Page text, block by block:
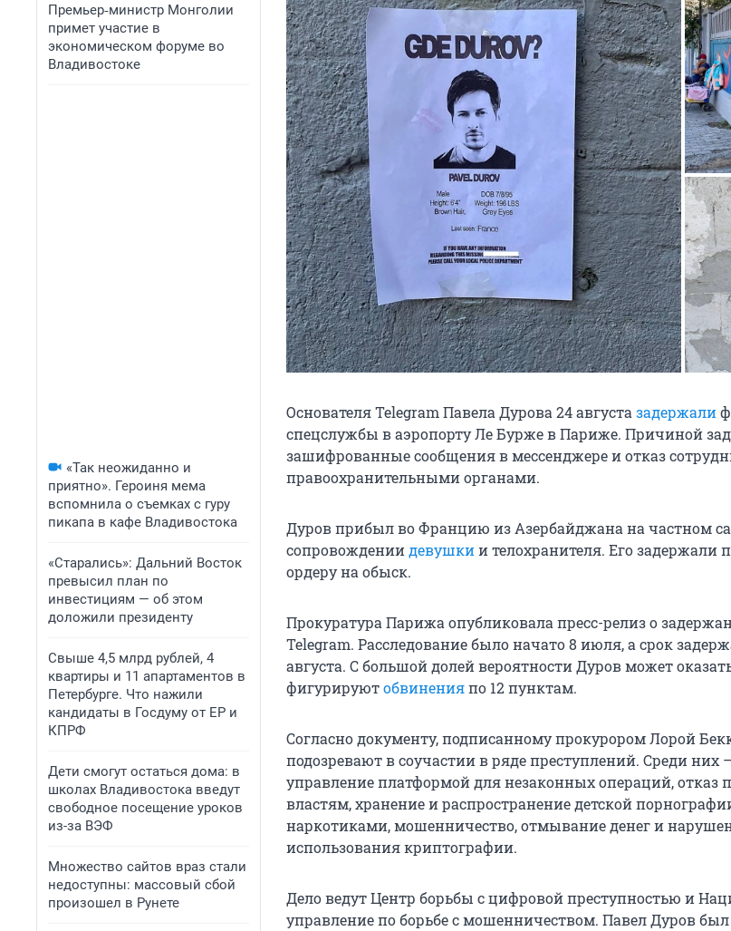
Премьер‑министр Монголии
примет участие в
экономическом форуме во
Владивостоке
«Так неожиданно и
приятно». Героиня мема
вспомнила о съемках с гуру
пикапа в кафе Владивостока
«Старались»: Дальний Восток
превысил план по
инвестициям — об этом
доложили президенту
Свыше 4,5 млрд рублей, 4
квартиры и 11 апартаментов в
Петербурге. Что нажили
кандидаты в Госдуму от ЕР и
КПРФ
Дети смогут остаться дома: в
школах Владивостока введут
свободное посещение уроков
из-за ВЭФ
Множество сайтов враз стали
недоступны: массовый сбой
произошел в Рунете
Основателя Telegram Павела Дурова 24 августа задержали
спецслужбы в аэропорту Ле Бурже в Париже. Причиной
зашифрованные сообщения в мессенджере и отказ
правоохранительными органами.
Дуров прибыл во Францию из Азербайджана на частном
сопровождениидевушкии телохранителя. Его задержали
ордеру на обыск.
Прокуратура Парижа опубликовала пресс-релиз о
Telegram. Расследование было начато 8 июля, а срок
августа. С большой долей вероятности Дуров может
фигурируютобвиненияпо 12 пунктам.
Согласно документу, подписанному прокурором Лорой
подозревают в соучастии в ряде преступлений. Среди них
управление платформой для незаконных операций, отказ
властям, хранение и распространение детской
наркотиками, мошенничество, отмывание денег и
использования криптографии.
Дело ведут Центр борьбы с цифровой преступностью и
управление по борьбе с мошенничеством. Павел Дуров